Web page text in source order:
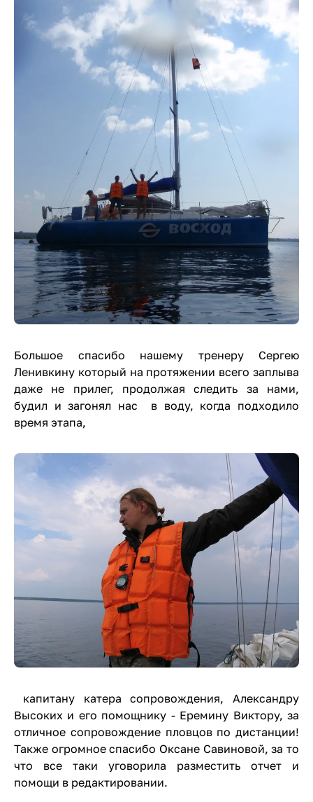
Большое спасибо нашему тренеру Сергею
Ленивкину который на протяжении всего заплыва
даже не прилег, продолжая следить за нами,
будил и загонял нас в воду, когда подходило
время этапа,
капитану катера сопровождения, Александру
Высоких и его помощнику - Еремину Виктору, за
отличное сопровождение пловцов по дистанции!
Также огромное спасибо Оксане Савиновой, за то
что все таки уговорила разместить отчет и
помощи в редактировании.